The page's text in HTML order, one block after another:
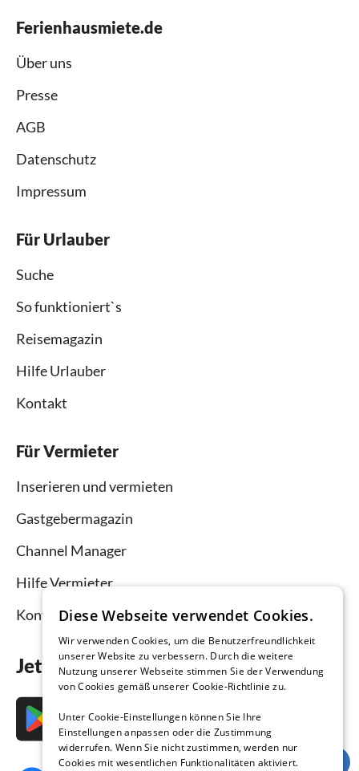
Ferienhausmiete.de
Über uns
Presse
AGB
Datenschutz
Impressum
Für Urlauber
Suche
So funktioniert`s
Reisemagazin
Hilfe Urlauber
Kontakt
Für Vermieter
Inserieren und vermieten
Gastgebermagazin
Channel Manager
Hilfe Vermieter
Kontakt
Jetzt die App downloaden
Diese Webseite verwendet Cookies.
Wir verwenden Cookies, um die Benutzerfreundlichkeit
unserer Website zu verbessern. Durch die weitere
Nutzung unserer Webseite stimmen Sie der Verwendung
von Cookies gemäß unserer Cookie-Richtlinie zu.
Unter Cookie-Einstellungen können Sie Ihre
Einstellungen anpassen oder die Zustimmung
widerrufen. Wenn Sie nicht zustimmen, werden nur
Cookies mit wesentlichen Funktionalitäten aktiviert.